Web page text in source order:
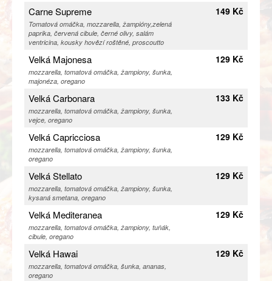
Carne Supreme
Tomatová omáčka, mozzarella, žampióny,zelená
paprika, červená cibule, černé olivy, salám
ventricina, kousky hovězí roštěné, proscoutto
149 Kč
Velká Majonesa
mozzarella, tomatová omáčka, žampiony, šunka,
majonéza, oregano
129 Kč
Velká Carbonara
mozzarella, tomatová omáčka, žampiony, šunka,
vejce, oregano
133 Kč
Velká Capricciosa
mozzarella, tomatová omáčka, žampiony, šunka,
oregano
129 Kč
Velká Stellato
mozzarella, tomatová omáčka, žampiony, šunka,
kysaná smetana, oregano
129 Kč
Velká Mediteranea
mozzarella, tomatová omáčka, žampiony, tuňák,
cibule, oregano
129 Kč
Velká Hawai
mozzarella, tomatová omáčka, šunka, ananas,
oregano
129 Kč